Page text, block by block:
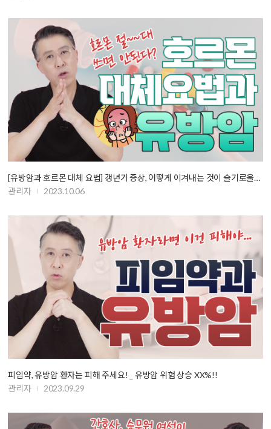
[유방암과 호르몬 대체 요법] 갱년기 증상, 어떻게 이겨내는 것이 슬기로울…
관리자
2023.10.06
피임약, 유방암 환자는 피해 주세요! _ 유방암 위험 상승 XX%!!
관리자
2023.09.29